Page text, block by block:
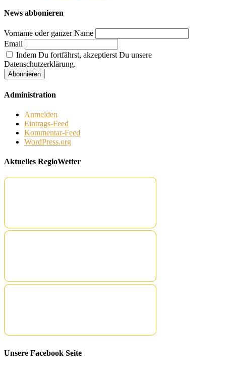
News abbonieren
Vorname oder ganzer Name
Email
Indem Du fortfährst, akzeptierst Du unsere
Datenschutzerklärung.
Administration
Anmelden
Eintrags-Feed
Kommentar-Feed
WordPress.org
Aktuelles RegioWetter
Unsere Facebook Seite